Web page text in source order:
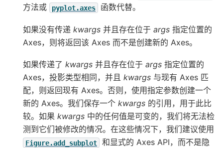
方法或 pyplot.axes 函数代替。
如果没有传递 kwargs 并且存在位于 args 指定位置的
Axes，则将返回该 Axes 而不是创建新的 Axes。
如果传递了 kwargs 并且存在位于 args 指定位置的
Axes，投影类型相同，并且 kwargs 与现有 Axes 匹
配，则返回现有 Axes。否则，使用指定参数创建一个
新的 Axes。我们保存一个 kwargs 的引用，用于此比
较。如果 kwargs 中的任何值是可变的，我们将无法检
测到它们被修改的情况。在这些情况下，我们建议使用
Figure.add_subplot
和显式的 Axes API，而不是隐